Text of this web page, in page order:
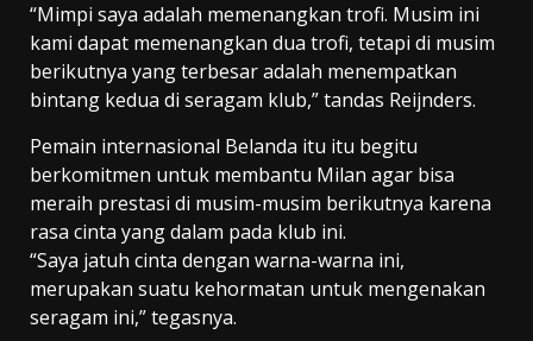
“Mimpi saya adalah memenangkan trofi. Musim ini
kami dapat memenangkan dua trofi, tetapi di musim
berikutnya yang terbesar adalah menempatkan
bintang kedua di seragam klub,” tandas Reijnders.
Pemain internasional Belanda itu itu begitu
berkomitmen untuk membantu Milan agar bisa
meraih prestasi di musim-musim berikutnya karena
rasa cinta yang dalam pada klub ini.
“Saya jatuh cinta dengan warna-warna ini,
merupakan suatu kehormatan untuk mengenakan
seragam ini,” tegasnya.